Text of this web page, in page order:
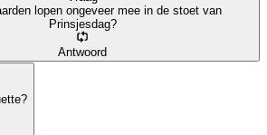
lopen ongeveer mee in de stoet van
Prinsjesdag?
Antwoord